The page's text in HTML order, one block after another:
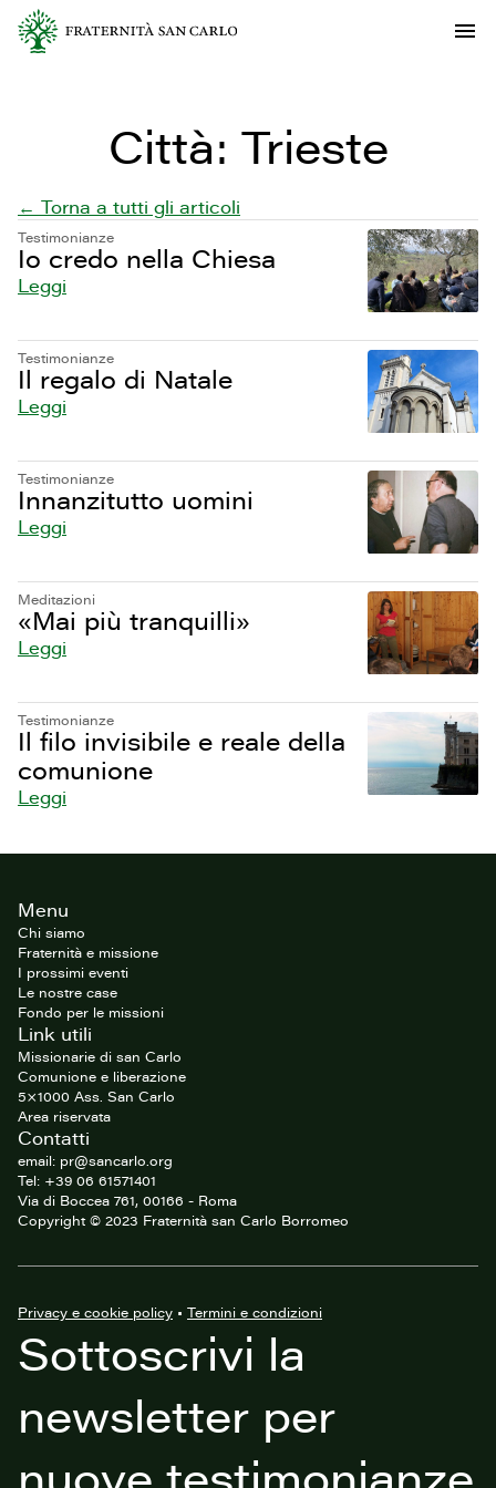
Città: Trieste
← Torna a tutti gli articoli
Testimonianze
Io credo nella Chiesa
Leggi
Testimonianze
Il regalo di Natale
Leggi
Testimonianze
Innanzitutto uomini
Leggi
Meditazioni
«Mai più tranquilli»
Leggi
Testimonianze
Il filo invisibile e reale della
comunione
Leggi
FooterMenu
Chi siamo
Fraternità e missione
I prossimi eventi
Le nostre case
Fondo per le missioni
Link utili
Missionarie di san Carlo
Comunione e liberazione
5×1000 Ass. San Carlo
Area riservata
Contatti
email: pr@sancarlo.org
Tel: +39 06 61571401
Via di Boccea 761, 00166 - Roma
Copyright © 2023 Fraternità san Carlo Borromeo
Privacy e cookie policy • Termini e condizioni
Sottoscrivi la
newsletter per